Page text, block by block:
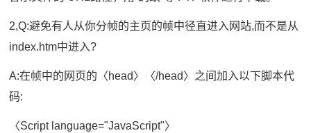
2,Q:避免有人从你分帧的主页的帧中径直进入网站,而不是从
index.htm中进入?
A:在帧中的网页的〈head〉〈/head〉之间加入以下脚本代
码:
〈Script language="JavaScript"〉